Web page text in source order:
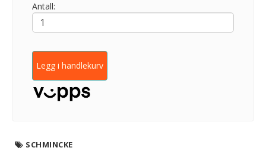
Antall:
Legg i handlekurv
SCHMINCKE